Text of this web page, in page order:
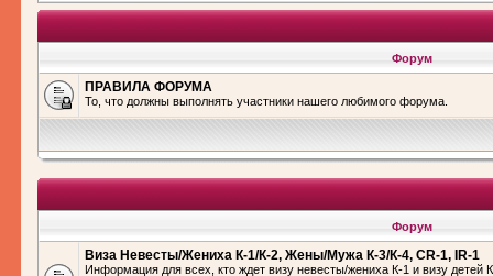
Форум
ПРАВИЛА ФОРУМА
То, что должны выполнять участники нашего любимого форума.
Форум
Виза Невесты/Жениха К-1/К-2, Жены/Мужа К-3/К-4, CR-1, IR-1
Информация для всех, кто ждет визу невесты/жениха К-1 и визу